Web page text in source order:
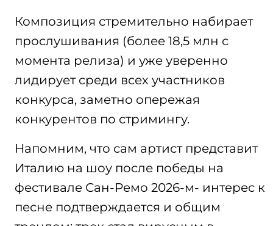
Композиция стремительно набирает
прослушивания (более 18,5 млн с
момента релиза) и уже уверенно
лидирует среди всех участников
конкурса, заметно опережая
конкурентов по стримингу.
Напомним, что сам артист представит
Италию на шоу после победы на
фестивале Сан-Ремо 2026-м- интерес к
песне подтверждается и общим